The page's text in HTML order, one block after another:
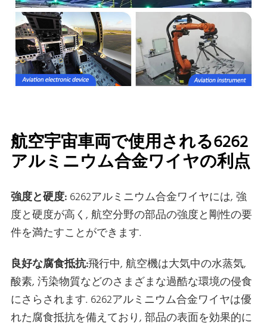
航空宇宙車両で使用される6262
アルミニウム合金ワイヤの利点
強度と硬度:6262アルミニウム合金ワイヤには, 強
度と硬度が高く, 航空分野の部品の強度と剛性の要
件を満たすことができます.
良好な腐食抵抗:飛行中, 航空機は大気中の水蒸気,
酸素, 汚染物質などのさまざまな過酷な環境の侵食
にさらされます. 6262アルミニウム合金ワイヤは優
れた腐食抵抗を備えており, 部品の表面を効果的に